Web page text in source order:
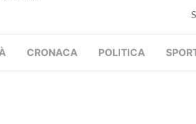
CRONACA POLITICA